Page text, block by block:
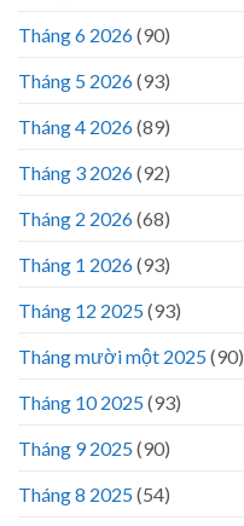
Tháng 6 2026(90)
Tháng 5 2026(93)
Tháng 4 2026(89)
Tháng 3 2026(92)
Tháng 2 2026(68)
Tháng 1 2026(93)
Tháng 12 2025(93)
Tháng mười một 2025(90)
Tháng 10 2025(93)
Tháng 9 2025(90)
Tháng 8 2025(54)